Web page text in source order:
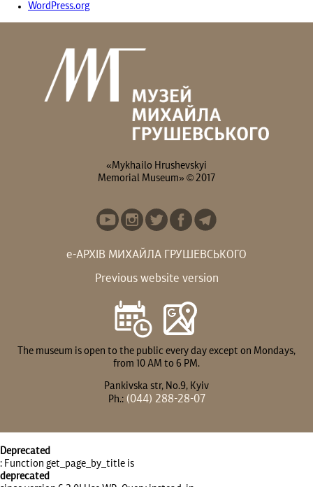
WordPress.org
«Mykhailo Hrushevskyi
Memorial Museum» © 2017
е-АРХІВ МИХАЙЛА ГРУШЕВСЬКОГО
Previous website version
The museum is open to the public every day except on Mondays,
from 10 AM to 6 PM.
Pankivska str, No.9, Kyiv
Ph.:(044) 288-28-07
Deprecated
: Function get_page_by_title is
deprecated